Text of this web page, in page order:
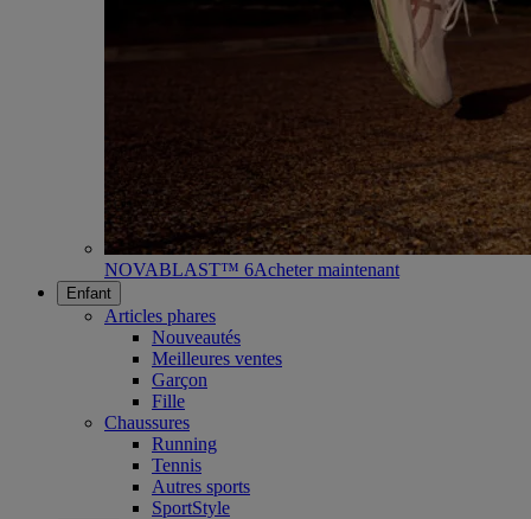
NOVABLAST™ 6Acheter maintenant
Enfant
Articles phares
Nouveautés
Meilleures ventes
Garçon
Fille
Chaussures
Running
Tennis
Autres sports
SportStyle